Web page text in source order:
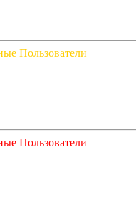
Пользователи
Пользователи